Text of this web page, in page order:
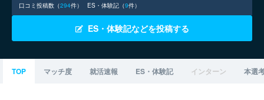
口コミ投稿数（294件） ES・体験記（9件）
ES・体験記などを投稿する
TOP マッチ度 就活速報 ES・体験記 インターン 本選